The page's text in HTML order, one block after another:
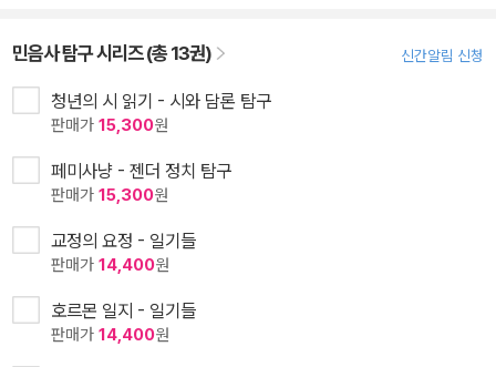
민음사 탐구 시리즈 (총 13권) 신간알림 신청
청년의 시 읽기 - 시와 담론 탐구
판매가 15,300원
페미사냥 - 젠더 정치 탐구
판매가 15,300원
교정의 요정 - 일기들
판매가 14,400원
호르몬 일지 - 일기들
판매가 14,400원